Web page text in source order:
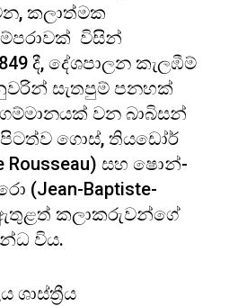
කලාත්මක
විසින්
දී, දේශපාලන කැලඹීම්
සැතපුම් පනහක්
ගම්මානයක් වන බාබිසන්
පිටත්ව ගොස්, තියඩෝර්
Rousseau) සහ ෂොන්-
(Jean-Baptiste-
ඇතුළත් කලාකරුවන්ගේ
විය.
ශාස්ත්‍රීය